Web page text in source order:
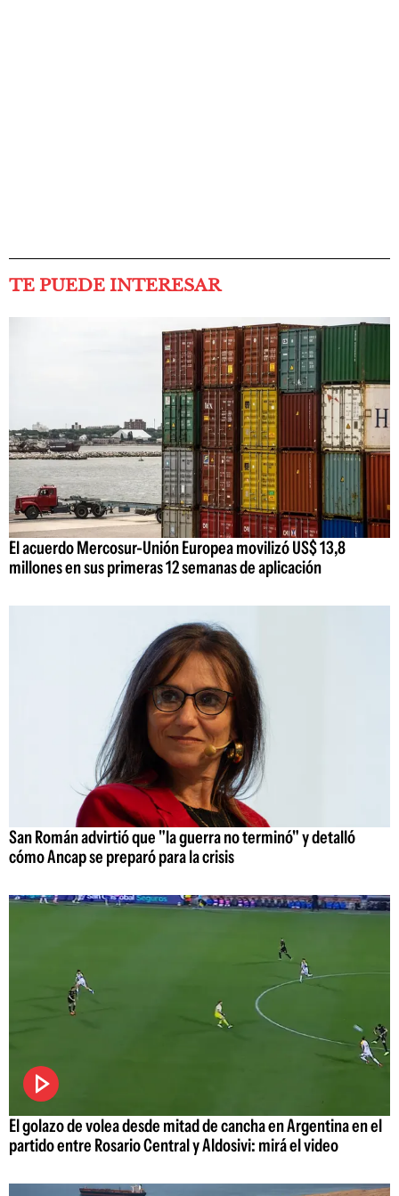
TE PUEDE INTERESAR
El acuerdo Mercosur-Unión Europea movilizó US$ 13,8
millones en sus primeras 12 semanas de aplicación
San Román advirtió que "la guerra no terminó" y detalló
cómo Ancap se preparó para la crisis
El golazo de volea desde mitad de cancha en Argentina en el
partido entre Rosario Central y Aldosivi: mirá el video